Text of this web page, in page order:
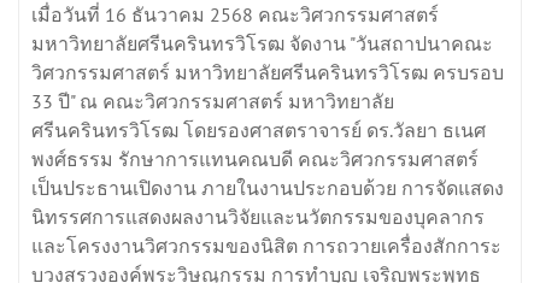
เมื่อวันที่ 16 ธันวาคม 2568 คณะวิศวกรรมศาสตร์
มหาวิทยาลัยศรีนครินทรวิโรฒ จัดงาน "วันสถาปนาคณะ
วิศวกรรมศาสตร์ มหาวิทยาลัยศรีนครินทรวิโรฒ ครบรอบ
33 ปี" ณ คณะวิศวกรรมศาสตร์ มหาวิทยาลัย
ศรีนครินทรวิโรฒ โดยรองศาสตราจารย์ ดร.วัลยา ธเนศ
พงศ์ธรรม รักษาการแทนคณบดี คณะวิศวกรรมศาสตร์
เป็นประธานเปิดงาน ภายในงานประกอบด้วย การจัดแสดง
นิทรรศการแสดงผลงานวิจัยและนวัตกรรมของบุคลากร
และโครงงานวิศวกรรมของนิสิต การถวายเครื่องสักการะ
บวงสรวงองค์พระวิษณุกรรม การทำบุญ เจริญพระพุทธ